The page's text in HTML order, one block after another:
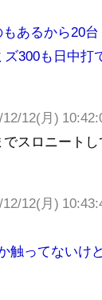
あるから20
300も日中打
12/12(月)
スロニート
12/12(月)
触ってないけ